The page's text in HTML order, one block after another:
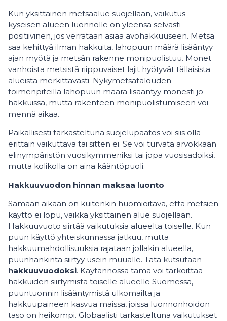
Kun yksittäinen metsäalue suojellaan, vaikutus
kyseisen alueen luonnolle on yleensä selvästi
positiivinen, jos verrataan asiaa avohakkuuseen. Metsä
saa kehittyä ilman hakkuita, lahopuun määrä lisääntyy
ajan myötä ja metsän rakenne monipuolistuu. Monet
vanhoista metsistä riippuvaiset lajit hyötyvät tällaisista
alueista merkittävästi. Nykymetsätalouden
toimenpiteillä lahopuun määrä lisääntyy monesti jo
hakkuissa, mutta rakenteen monipuolistumiseen voi
mennä aikaa.
Paikallisesti tarkasteltuna suojelupäätös voi siis olla
erittäin vaikuttava tai sitten ei. Se voi turvata arvokkaan
elinympäristön vuosikymmeniksi tai jopa vuosisadoiksi,
mutta kolikolla on aina kääntöpuoli.
Hakkuuvuodon hinnan maksaa luonto
Samaan aikaan on kuitenkin huomioitava, että metsien
käyttö ei lopu, vaikka yksittäinen alue suojellaan.
Hakkuuvuoto siirtää vaikutuksia alueelta toiselle. Kun
puun käyttö yhteiskunnassa jatkuu, mutta
hakkuumahdollisuuksia rajataan jollakin alueella,
puunhankinta siirtyy usein muualle. Tätä kutsutaan
hakkuuvuodoksi. Käytännössä tämä voi tarkoittaa
hakkuiden siirtymistä toiselle alueelle Suomessa,
puuntuonnin lisääntymistä ulkomailta ja
hakkuupaineen kasvua maissa, joissa luonnonhoidon
taso on heikompi. Globaalisti tarkasteltuna vaikutukset